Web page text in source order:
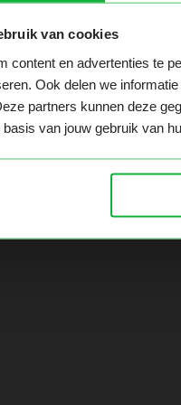
van cookies
content en advertenties te
Ook delen we
partners kunnen deze
van jouw gebruik van
te pakken hebt. Ga